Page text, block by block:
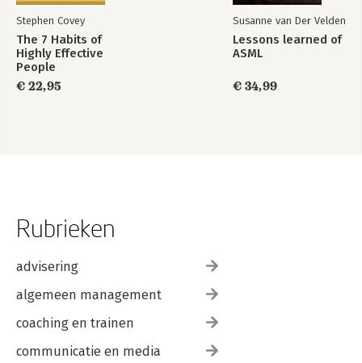
Stephen Covey
The 7 Habits of
Highly Effective
People
€ 22,95
Susanne van Der Velden
Lessons learned of
ASML
€ 34,99
Rubrieken
advisering
algemeen management
coaching en trainen
communicatie en media